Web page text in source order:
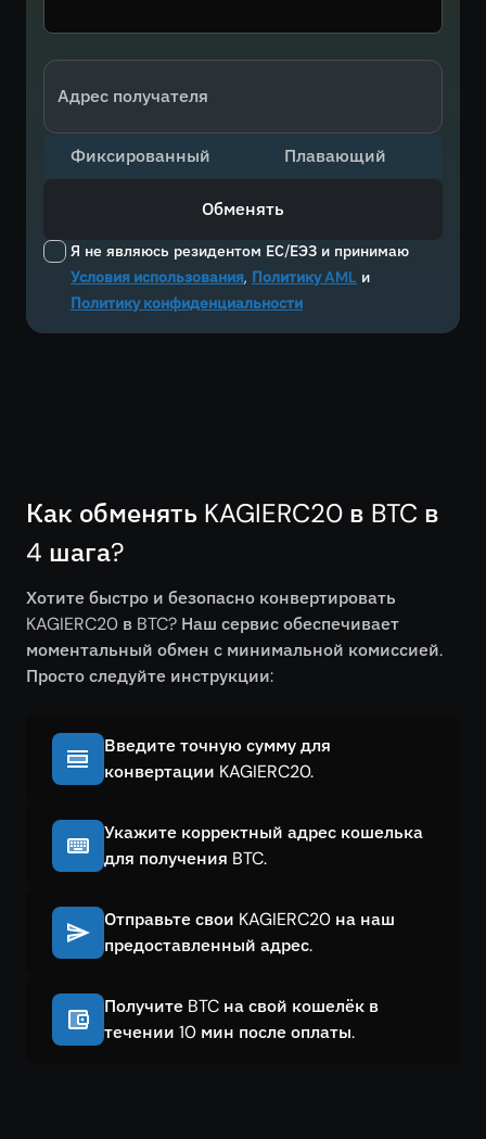
Адрес получателя
Я не являюсь резидентом ЕС/ЕЭЗ и принимаю
Условия использования, Политику AML и
Политику конфиденциальности
Фиксированный Плавающий
Обменять
Как обменять KAGIERC20 в BTC в
4 шага?
Хотите быстро и безопасно конвертировать
KAGIERC20 в BTC? Наш сервис обеспечивает
моментальный обмен с минимальной комиссией.
Просто следуйте инструкции:
Введите точную сумму для
конвертации KAGIERC20.
Укажите корректный адрес кошелька
для получения BTC.
Отправьте свои KAGIERC20 на наш
предоставленный адрес.
Получите BTC на свой кошелёк в
течении 10 мин после оплаты.